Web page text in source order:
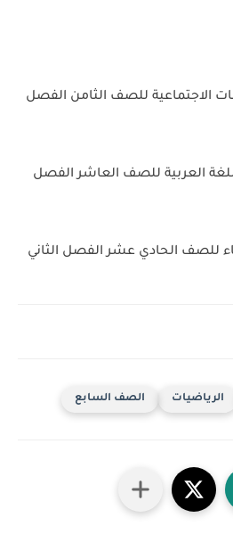
الاجتماعية للصف الثامن الفصل
العربية للصف العاشر الفصل
للصف الحادي عشر الفصل الثاني
الرياضيات الصف السابع